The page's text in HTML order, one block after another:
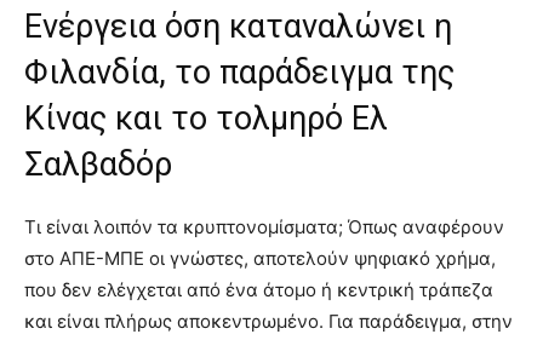
Ενέργεια όση καταναλώνει η
Φιλανδία, το παράδειγμα της
Κίνας και το τολμηρό Ελ
Σαλβαδόρ
Τι είναι λοιπόν τα κρυπτονομίσματα; Όπως αναφέρουν
στο ΑΠΕ-ΜΠΕ οι γνώστες, αποτελούν ψηφιακό χρήμα,
που δεν ελέγχεται από ένα άτομο ή κεντρική τράπεζα
και είναι πλήρως αποκεντρωμένο. Για παράδειγμα, στην